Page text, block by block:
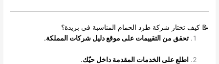
📝 كيف تختار شركة طرد الحمام المناسبة في بريدة؟
تحقق من التقييمات على موقع دليل شركات المملكة.
اطلع على الخدمات المقدمة داخل حيّك.